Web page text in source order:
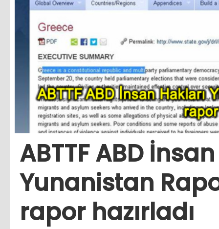
ABTTF ABD
Yunanistan
rapor hazırladı